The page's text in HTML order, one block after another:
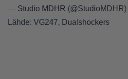
— Studio MDHR (@StudioMDHR)
Lähde: VG247, Dualshockers